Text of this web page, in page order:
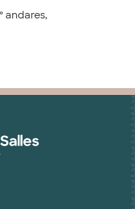
andares,